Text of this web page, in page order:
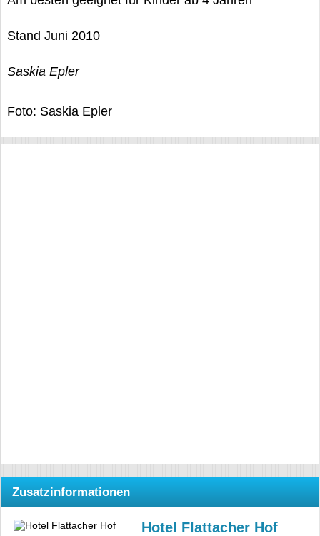
Stand Juni 2010
Saskia Epler
Foto: Saskia Epler
Zusatzinformationen
Hotel Flattacher Hof